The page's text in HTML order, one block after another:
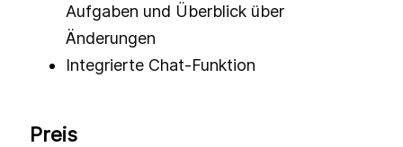
Aufgaben und Überblick über
Änderungen
Integrierte Chat-Funktion
Preis